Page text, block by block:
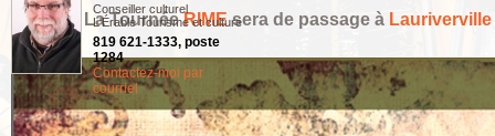
La TournéeRIMEsera de passage à Lauriverville
Conseiller culturel
L'Érable Tourisme et culture
819 621-1333, poste
1284
Contactez-moi par
courriel